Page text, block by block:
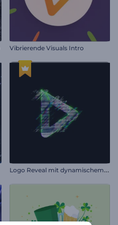
Vibrierende Visuals Intro
L
ogo Reveal mit dynamischem Glitch